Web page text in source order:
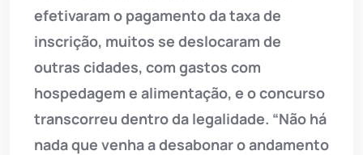
efetivaram o pagamento da taxa de
inscrição, muitos se deslocaram de
outras cidades, com gastos com
hospedagem e alimentação, e o concurso
transcorreu dentro da legalidade. “Não há
nada que venha a desabonar o andamento